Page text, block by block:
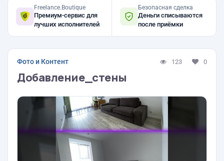
Freelance.Boutique
Премиум-сервис для
лучших исполнителей
Безопасная сделка
Деньги списываются
после приёмки
Фото и Контент 123 0
Добавление_стены